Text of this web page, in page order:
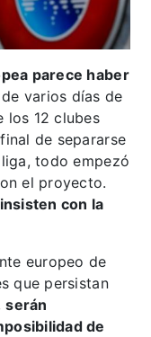
parece haber
varios días de
los 12 clubes
de separarse
todo empezó
el proyecto.
con la
europeo de
que persistan
serán
de